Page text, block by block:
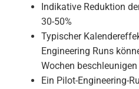
Indikative Reduktion
30-50%
Typischer
Engineering Runs
Wochen beschleunigen
Ein Pilot-Engineering-